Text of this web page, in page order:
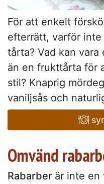
För att enkelt
efterrätt, varför
tårta? Vad kan
än en frukttårta för
stil? Knaprig
vaniljsås och
Omvänd
Rabarber är inte en